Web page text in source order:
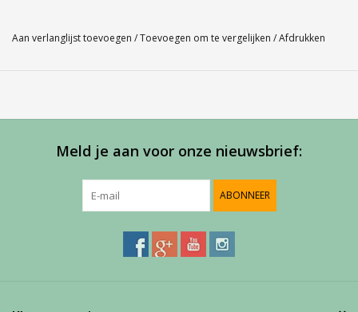
Service
showroom
Aan verlanglijst toevoegen /Toevoegen om te vergelijken /Afdrukken
Meld je aan voor onze nieuwsbrief:
ABONNEER